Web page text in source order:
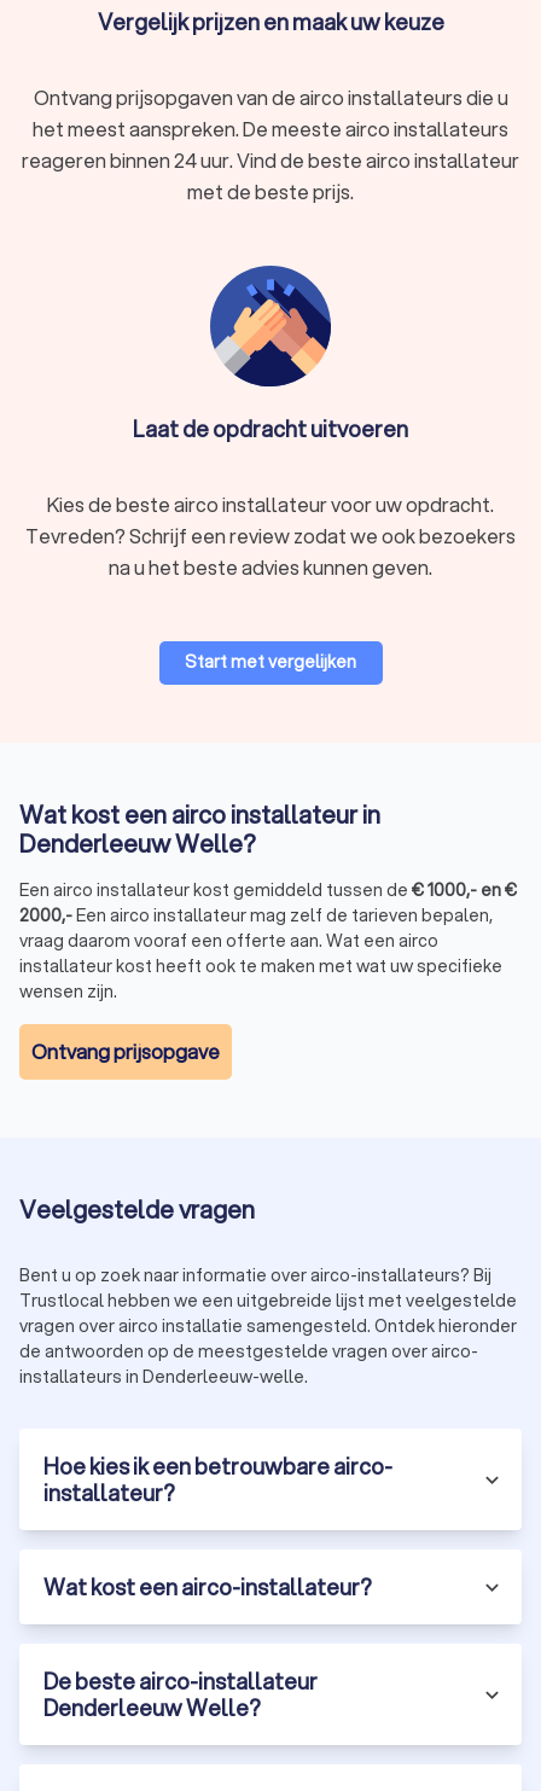
Vergelijk prijzen en maak uw keuze
Ontvang prijsopgaven van de airco installateurs die u
het meest aanspreken. De meeste airco installateurs
reageren binnen 24 uur. Vind de beste airco installateur
met de beste prijs.
Laat de opdracht uitvoeren
Kies de beste airco installateur voor uw opdracht.
Tevreden? Schrijf een review zodat we ook bezoekers
na u het beste advies kunnen geven.
Start met vergelijken
Wat kost een airco installateur in
Denderleeuw Welle?
Een airco installateur kost gemiddeld tussen de €1000,- en€
2000,-Een airco installateur mag zelf de tarieven bepalen,
vraag daarom vooraf een offerte aan. Wat een airco
installateur kost heeft ook te maken met wat uw specifieke
wensen zijn.
Ontvang prijsopgave
Veelgestelde vragen
Bent u op zoek naar informatie over airco-installateurs? Bij
Trustlocal hebben we een uitgebreide lijst met veelgestelde
vragen over airco installatie samengesteld. Ontdek hieronder
de antwoorden op de meestgestelde vragen over airco-
installateurs in Denderleeuw-welle.
Hoe kies ik een betrouwbare airco-
installateur?
Wat kost een airco-installateur?
De beste airco-installateur
Denderleeuw Welle?